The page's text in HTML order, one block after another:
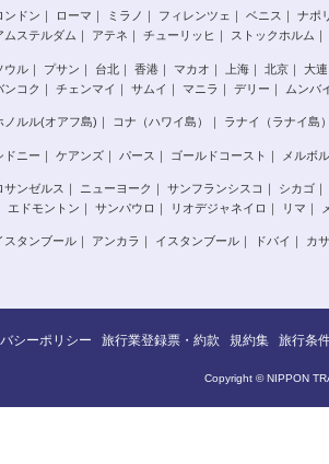
ンドン ｜ ローマ ｜ ミラノ ｜ フィレンツェ ｜ ベニス ｜
ナポ
ムステルダム ｜ アテネ ｜ チューリッヒ ｜ ストックホルム ｜
ウル ｜ プサン ｜ 台北 ｜ 香港 ｜ マカオ ｜ 上海 ｜ 北京 ｜ 大連
ンコク ｜ チェンマイ ｜ サムイ ｜ マニラ ｜ デリー ｜ ムンバ
ノルル(オアフ島) ｜ コナ（ハワイ島） ｜ ラナイ（ラナイ島
ドニー ｜ ケアンズ ｜ パース ｜ ゴールドコースト ｜ メルボ
サンゼルス ｜ ニューヨーク ｜ サンフランシスコ ｜ シカゴ ｜
エドモントン ｜ サンパウロ ｜ リオデジャネイロ ｜ リマ ｜
スタンブール アンカラ イスタンブール ドバイ カ
シーポリシー 旅行業登録票・約款 規約集 旅行条
Copyright © NIPPON